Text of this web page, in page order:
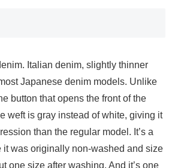
Italian denim, slightly thinner
Japanese denim models. Unlike
button that opens the front of the
weft is gray instead of white, giving it
than the regular model. It’s a
it was originally non-washed and size
one size after washing. And it’s one